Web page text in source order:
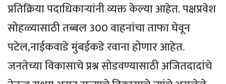
प्रतिक्रिया पदाधिकार्‍यांनी व्यक्त केल्या आहेत. पक्षप्रवेश
सोहळ्यासाठी तब्बल 300 वाहनांचा ताफा घेवून
पटेल,नाईकवाडे मुंबईकडे रवाना होणार आहेत.
जनतेच्या विकासाचे प्रश्न सोडवण्यासाठी अजितदादांचे